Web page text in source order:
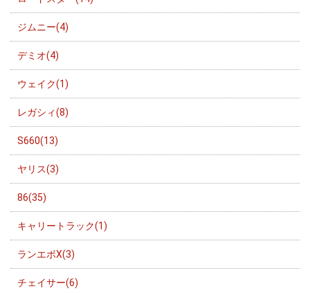
ジムニー(4)
デミオ(4)
ウェイク(1)
レガシィ(8)
S660(13)
ヤリス(3)
86(35)
キャリートラック(1)
ランエボX(3)
チェイサー(6)